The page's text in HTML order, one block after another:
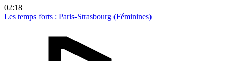
02:18
Les temps forts : Paris-Strasbourg (Féminines)